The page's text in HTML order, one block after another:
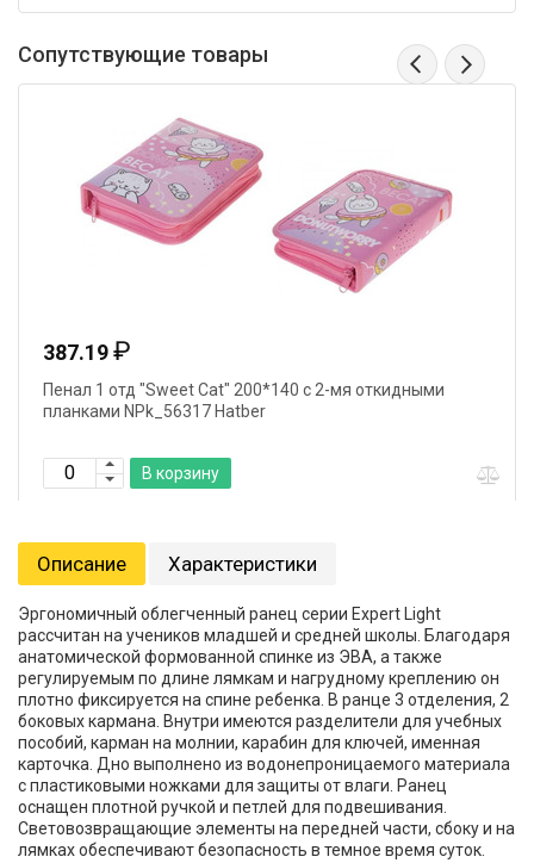
Сопутствующие товары
387.19₽
Пенал 1 отд "Sweet Cat" 200*140 с 2-мя откидными
планками NPk_56317 Hatber
В корзину
Описание Характеристики
Эргономичный облегченный ранец серии Expert Light
рассчитан на учеников младшей и средней школы. Благодаря
анатомической формованной спинке из ЭВА, а также
регулируемым по длине лямкам и нагрудному креплению он
плотно фиксируется на спине ребенка. В ранце 3 отделения, 2
боковых кармана. Внутри имеются разделители для учебных
пособий, карман на молнии, карабин для ключей, именная
карточка. Дно выполнено из водонепроницаемого материала
с пластиковыми ножками для защиты от влаги. Ранец
оснащен плотной ручкой и петлей для подвешивания.
Световозвращающие элементы на передней части, сбоку и на
лямках обеспечивают безопасность в темное время суток.